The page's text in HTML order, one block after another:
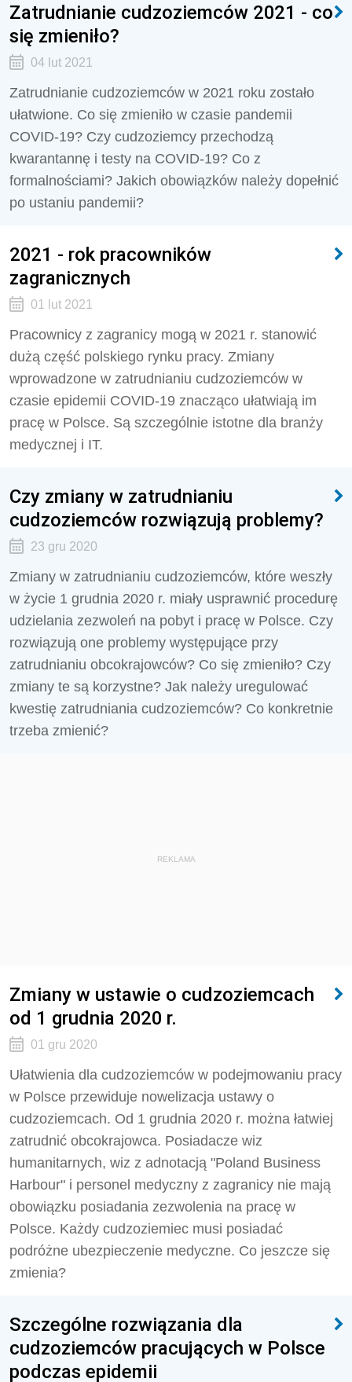
Zatrudnianie cudzoziemców 2021 - co
się zmieniło?
04 lut 2021
Zatrudnianie cudzoziemców w 2021 roku zostało
ułatwione. Co się zmieniło w czasie pandemii
COVID-19? Czy cudzoziemcy przechodzą
kwarantannę i testy na COVID-19? Co z
formalnościami? Jakich obowiązków należy dopełnić
po ustaniu pandemii?
2021 - rok pracowników
zagranicznych
01 lut 2021
Pracownicy z zagranicy mogą w 2021 r. stanowić
dużą część polskiego rynku pracy. Zmiany
wprowadzone w zatrudnianiu cudzoziemców w
czasie epidemii COVID-19 znacząco ułatwiają im
pracę w Polsce. Są szczególnie istotne dla branży
medycznej i IT.
Czy zmiany w zatrudnianiu
cudzoziemców rozwiązują problemy?
23 gru 2020
Zmiany w zatrudnianiu cudzoziemców, które weszły
w życie 1 grudnia 2020 r. miały usprawnić procedurę
udzielania zezwoleń na pobyt i pracę w Polsce. Czy
rozwiązują one problemy występujące przy
zatrudnianiu obcokrajowców? Co się zmieniło? Czy
zmiany te są korzystne? Jak należy uregulować
kwestię zatrudniania cudzoziemców? Co konkretnie
trzeba zmienić?
REKLAMA
Zmiany w ustawie o cudzoziemcach
od 1 grudnia 2020 r.
01 gru 2020
Ułatwienia dla cudzoziemców w podejmowaniu pracy
w Polsce przewiduje nowelizacja ustawy o
cudzoziemcach. Od 1 grudnia 2020 r. można łatwiej
zatrudnić obcokrajowca. Posiadacze wiz
humanitarnych, wiz z adnotacją "Poland Business
Harbour" i personel medyczny z zagranicy nie mają
obowiązku posiadania zezwolenia na pracę w
Polsce. Każdy cudzoziemiec musi posiadać
podróżne ubezpieczenie medyczne. Co jeszcze się
zmienia?
Szczególne rozwiązania dla
cudzoziemców pracujących w Polsce
podczas epidemii